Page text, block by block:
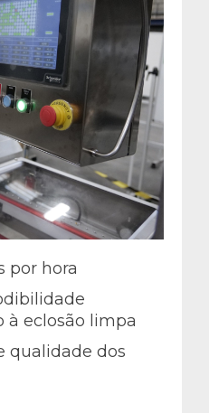
por hora
à eclosão limpa
qualidade dos